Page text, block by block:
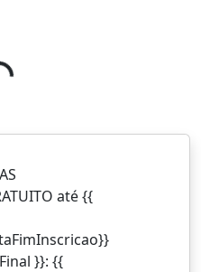
até {{
}}: {{